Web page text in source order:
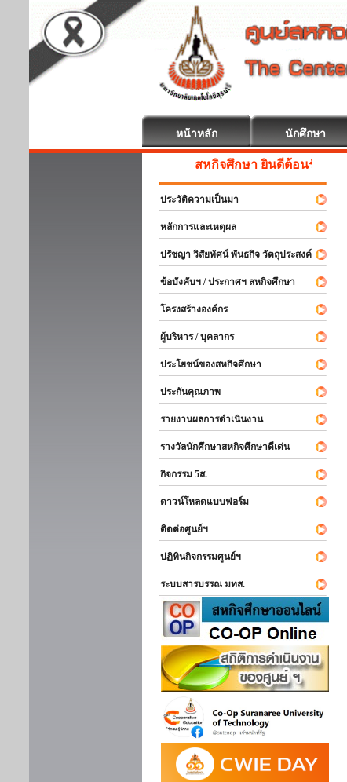
หน้าหลัก นักศึกษา
สหกิจศึกษา ยินดีต้อนรับ
ประวัติความเป็นมา
หลักการและเหตุผล
ปรัชญา วิสัยทัศน์ พันธกิจ วัตถุประสงค์
ข้อบังคับฯ / ประกาศฯ สหกิจศึกษา
โครงสร้างองค์กร
ผู้บริหาร / บุคลากร
ประโยชน์ของสหกิจศึกษา
ประกันคุณภาพ
รายงานผลการดำเนินงาน
รางวัลนักศึกษาสหกิจศึกษาดีเด่น
กิจกรรม 5ส.
ดาวน์โหลดแบบฟอร์ม
ติดต่อศูนย์ฯ
ปฏิทินกิจกรรมศูนย์ฯ
ระบบสารบรรณ มทส.